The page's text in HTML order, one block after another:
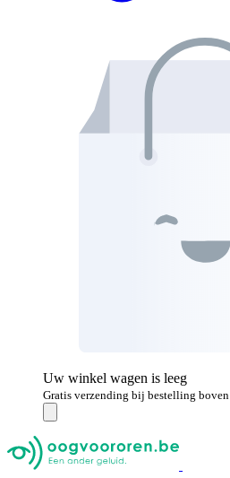
Uw winkel wagen is leeg
Gratis verzending bij bestelling boven